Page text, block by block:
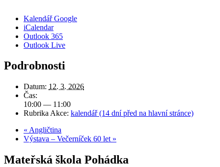
Kalendář Google
iCalendar
Outlook 365
Outlook Live
Podrobnosti
Datum: 12. 3. 2026
Čas:
10:00 — 11:00
Rubrika Akce: kalendář (14 dní před na hlavní stránce)
« Angličtina
Výstava – Večerníček 60 let »
Mateřská škola Pohádka